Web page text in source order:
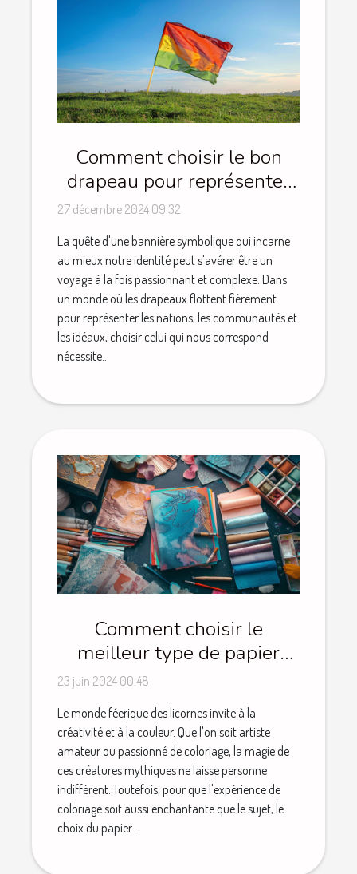
Comment choisir le bon
drapeau pour représenter
votre identité
27 décembre 2024 09:32
La quête d'une bannière symbolique qui incarne
au mieux notre identité peut s'avérer être un
voyage à la fois passionnant et complexe. Dans
un monde où les drapeaux flottent fièrement
pour représenter les nations, les communautés et
les idéaux, choisir celui qui nous correspond
nécessite...
Comment choisir le
meilleur type de papier
pour vos projets de
coloriage de licornes
23 juin 2024 00:48
Le monde féerique des licornes invite à la
créativité et à la couleur. Que l'on soit artiste
amateur ou passionné de coloriage, la magie de
ces créatures mythiques ne laisse personne
indifférent. Toutefois, pour que l'expérience de
coloriage soit aussi enchantante que le sujet, le
choix du papier...